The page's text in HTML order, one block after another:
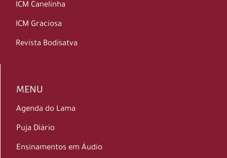
ICM Canelinha
ICM Graciosa
Revista Bodisatva
MENU
Agenda do Lama
Puja Diário
Ensinamentos em Áudio